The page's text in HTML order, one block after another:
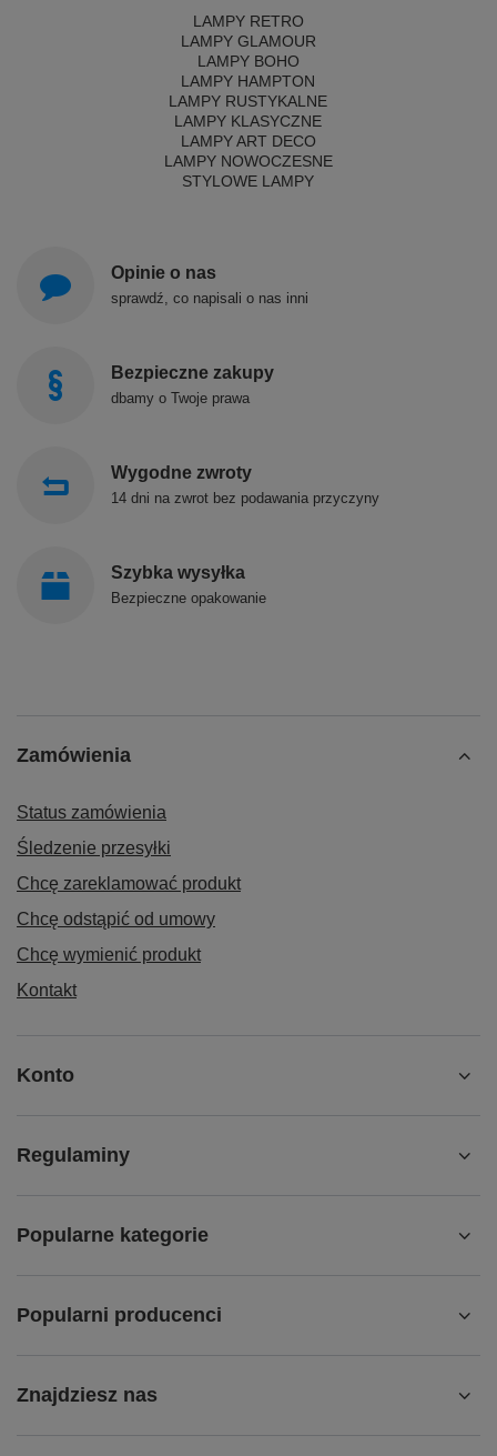
LAMPY RETRO
LAMPY GLAMOUR
LAMPY BOHO
LAMPY HAMPTON
LAMPY RUSTYKALNE
LAMPY KLASYCZNE
LAMPY ART DECO
LAMPY NOWOCZESNE
STYLOWE LAMPY
Opinie o nas
sprawdź, co napisali o nas inni
Bezpieczne zakupy
dbamy o Twoje prawa
Wygodne zwroty
14 dni na zwrot bez podawania przyczyny
Szybka wysyłka
Bezpieczne opakowanie
Zamówienia
Status zamówienia
Śledzenie przesyłki
Chcę zareklamować produkt
Chcę odstąpić od umowy
Chcę wymienić produkt
Kontakt
Konto
Regulaminy
Popularne kategorie
Popularni producenci
Znajdziesz nas